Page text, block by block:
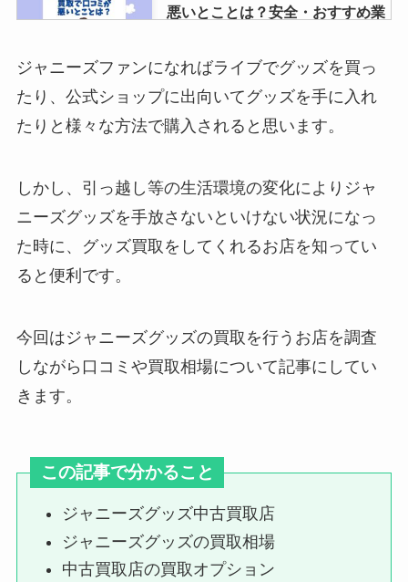
悪いとことは？安全・おすすめ業
関西ジャニーズjrの2023年組メン
バーを一覧で紹介！高校2年生～
smapグッズは買取できる？買取
価格が高騰している？メルカリな
snow manは買取できる？cd・
dvd・うちわなどの買取価格は？
ジャニーズグッズ買取で持ち込み
の注意点は？東京店舗や大阪・開
ジャニーズの無効チケットとは？
ジャニーズファンになればライブでグッズを買っ
たり、公式ショップに出向いてグッズを手に入れ
たりと様々な方法で購入されると思います。
しかし、引っ越し等の生活環境の変化によりジャ
ニーズグッズを手放さないといけない状況になっ
た時に、グッズ買取をしてくれるお店を知ってい
ると便利です。
今回はジャニーズグッズの買取を行うお店を調査
しながら口コミや買取相場について記事にしてい
きます。
この記事で分かること
ジャニーズグッズ中古買取店
ジャニーズグッズの買取相場
中古買取店の買取オプション